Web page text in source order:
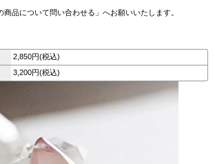
商品について問い合わせる」へお願いいたします。
2,850円(税込)
3,200円(税込)